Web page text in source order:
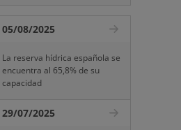
05/08/2025
La reserva hídrica española se
encuentra al 65,8% de su
capacidad
29/07/2025